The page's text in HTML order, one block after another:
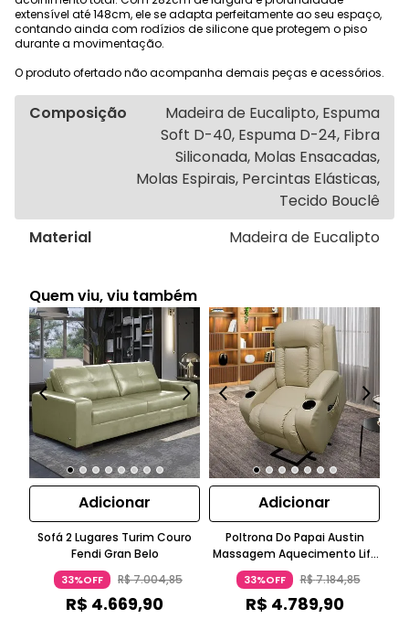
extensível até 148cm, ele se adapta perfeitamente ao seu espaço,
contando ainda com rodízios de silicone que protegem o piso
durante a movimentação.
O produto ofertado não acompanha demais peças e acessórios.
Composição
Madeira de Eucalipto, Espuma
Soft D-40, Espuma D-24, Fibra
Siliconada, Molas Ensacadas,
Molas Espirais, Percintas Elásticas,
Tecido Bouclê
Material
Madeira de Eucalipto
Quem viu, viu também
Adicionar
Sofá 2 Lugares Turim Couro
Fendi Gran Belo
33%OFF R$7.004,85
R$ 4.669,90
Adicionar
Poltrona Do Papai Austin
Massagem Aquecimento Lift
PU Bege Gran Belo
33%OFF R$7.184,85
R$ 4.789,90